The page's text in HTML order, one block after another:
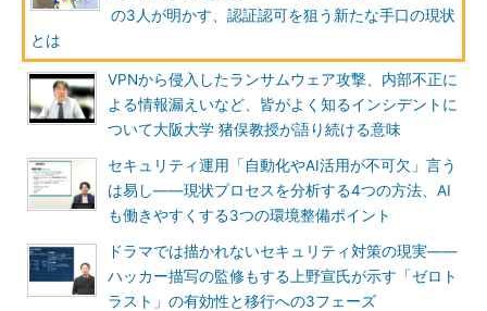
の3人が明かす、認証認可を狙う新たな手口の現状
とは
VPNから侵入したランサムウェア攻撃、内部不正に
よる情報漏えいなど、皆がよく知るインシデントに
ついて大阪大学 猪俣教授が語り続ける意味
セキュリティ運用「自動化やAI活用が不可欠」言う
は易し――現状プロセスを分析する4つの方法、AI
も働きやすくする3つの環境整備ポイント
ドラマでは描かれないセキュリティ対策の現実――
ハッカー描写の監修もする上野宣氏が示す「ゼロト
ラスト」の有効性と移行への3フェーズ